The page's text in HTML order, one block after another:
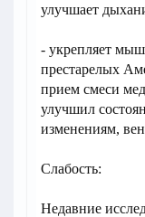
улучшает
- укрепляет
престарелых
прием смеси
улучшил
изменениям,
Слабость:
Недавние